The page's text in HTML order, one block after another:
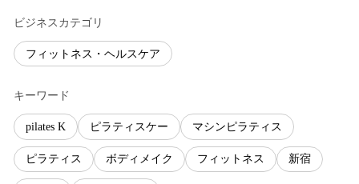
ビジネスカテゴリ
フィットネス・ヘルスケア
キーワード
pilates K ピラティスケー マシンピラティス
ピラティス ボディメイク フィットネス 新宿